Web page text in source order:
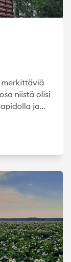
niistä olisi
ja...